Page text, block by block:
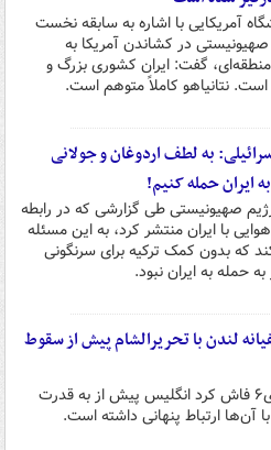
آمریکایی با اشاره به سابقه نخست
صهیونیستی در کشاندن آمریکا به
گفت: ایران کشوری بزرگ و
به لطف اردوغان و جولانی
ایران حمله کنیم!
۱۲ رژیم صهیونیستی طی گزارشی که در رابطه
با ایران منتشر کرد، به این مسئله
که بدون کمک ترکیه برای سرنگونی
حمله به ایران نبود.
لندن با تحریرالشام پیش از سقوط
رئیس ام‌آی‌۶ فاش کرد انگلیس پیش از به قدرت
آن‌ها ارتباط پنهانی داشته است.